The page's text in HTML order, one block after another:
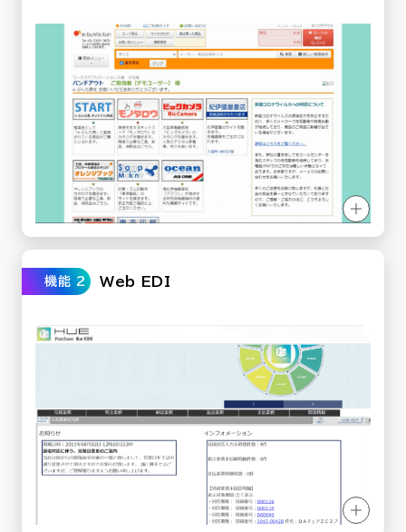
機能 2 Web EDI